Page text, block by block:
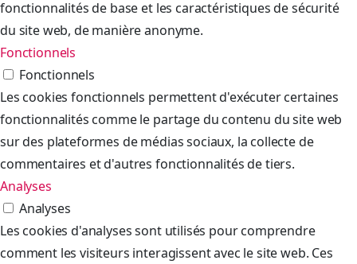
fonctionnalités de base et les caractéristiques de sécurité
du site web, de manière anonyme.
Fonctionnels
Fonctionnels
Les cookies fonctionnels permettent d'exécuter certaines
fonctionnalités comme le partage du contenu du site web
sur des plateformes de médias sociaux, la collecte de
commentaires et d'autres fonctionnalités de tiers.
Analyses
Analyses
Les cookies d'analyses sont utilisés pour comprendre
comment les visiteurs interagissent avec le site web. Ces